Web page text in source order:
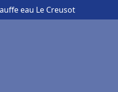
eau Le Creusot